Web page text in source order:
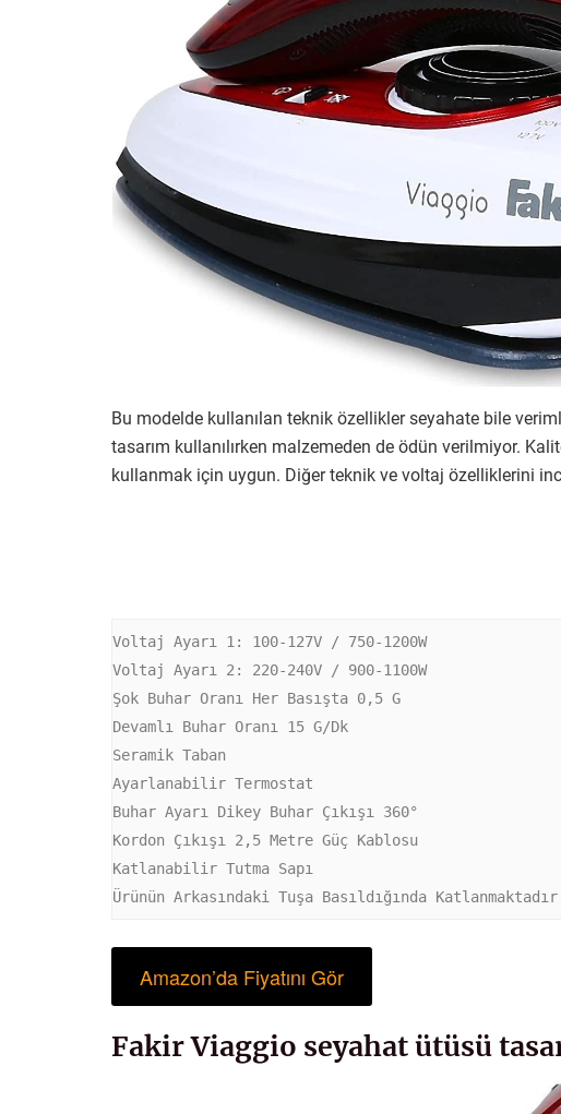
Bu modelde kullanılan teknik özellikler seyahate bile
tasarım kullanılırken malzemeden de ödün verilmiyor.
kullanmak için uygun. Diğer teknik ve voltaj özelliklerini
Voltaj Ayarı 1: 100-127V / 750-1200W
Voltaj Ayarı 2: 220-240V / 900-1100W
Şok Buhar Oranı Her Basışta 0,5 G
Devamlı Buhar Oranı 15 G/Dk
Seramik Taban
Ayarlanabilir Termostat
Buhar Ayarı Dikey Buhar Çıkışı 360°
Kordon Çıkışı 2,5 Metre Güç Kablosu
Katlanabilir Tutma Sapı
Ürünün Arkasındaki Tuşa Basıldığında
Amazon’da Fiyatını Gör
Fakir Viaggio seyahat ütüsü